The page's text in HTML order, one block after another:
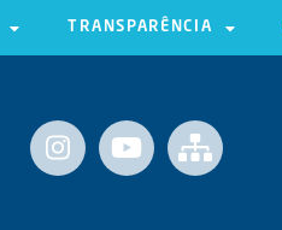
TRANSPARÊNCIA